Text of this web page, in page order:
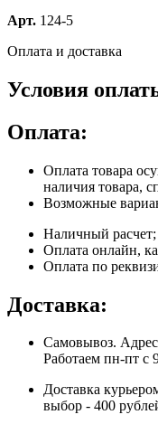
Арт. 124-5
Оплата и доставка
Условия
Оплата:
Оплата товара
наличия товара,
Возможные
Наличный расчет;
Оплата онлайн,
Оплата по
Доставка:
Самовывоз.
Работаем пн-пт с
Доставка
выбор - 400